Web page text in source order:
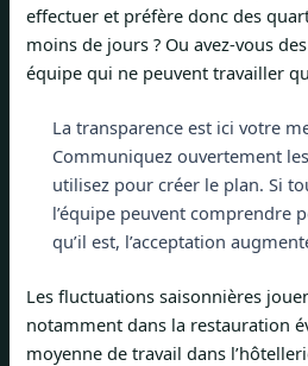
effectuer et préfère donc des
moins de jours ? Ou avez-vous
équipe qui ne peuvent travailler
La transparence est ici votre
Communiquez ouvertement
utilisez pour créer le plan. Si
l’équipe peuvent comprendre
qu’il est, l’acceptation
Les fluctuations saisonnières
notamment dans la restauration
moyenne de travail dans